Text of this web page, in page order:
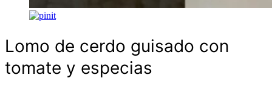
Lomo de cerdo guisado con
tomate y especias